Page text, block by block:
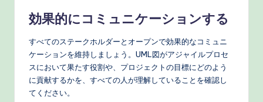
効果的にコミュニケーションする
すべてのステークホルダーとオープンで効果的なコミュニ
ケーションを維持しましょう。UML図がアジャイルプロセ
スにおいて果たす役割や、プロジェクトの目標にどのよう
に貢献するかを、すべての人が理解していることを確認し
てください。